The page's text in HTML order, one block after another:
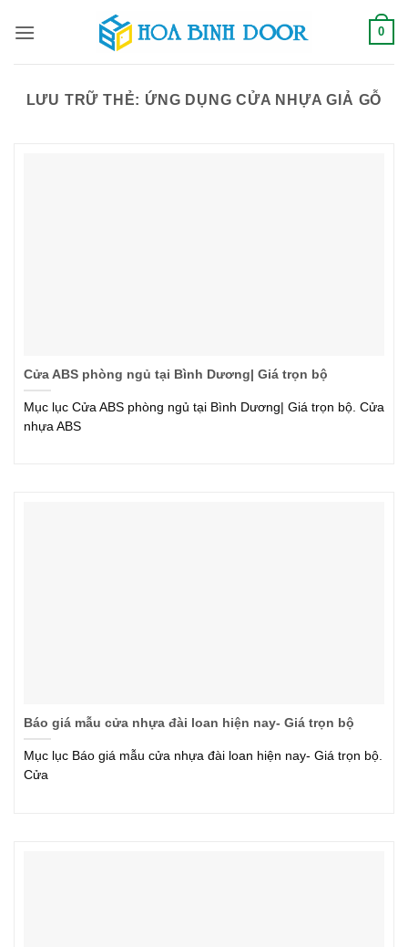
qua
0
LƯU TRỮ THẺ: ỨNG DỤNG CỬA NHỰA GIẢ GỖ
Cửa ABS phòng ngủ tại Bình Dương| Giá trọn bộ
Mục lục Cửa ABS phòng ngủ tại Bình Dương| Giá trọn bộ. Cửa
nhựa ABS
Báo giá mẫu cửa nhựa đài loan hiện nay- Giá trọn bộ
Mục lục Báo giá mẫu cửa nhựa đài loan hiện nay- Giá trọn bộ.
Cửa